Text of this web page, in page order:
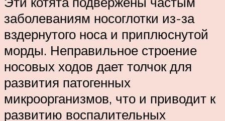
заболеваниям носоглотки из-за
вздернутого носа и приплюснутой
морды. Неправильное строение
носовых ходов дает толчок для
развития патогенных
микроорганизмов, что и приводит к
развитию воспалительных